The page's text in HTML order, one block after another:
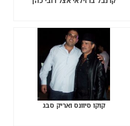
קוקו סיוונס ואריק סבג